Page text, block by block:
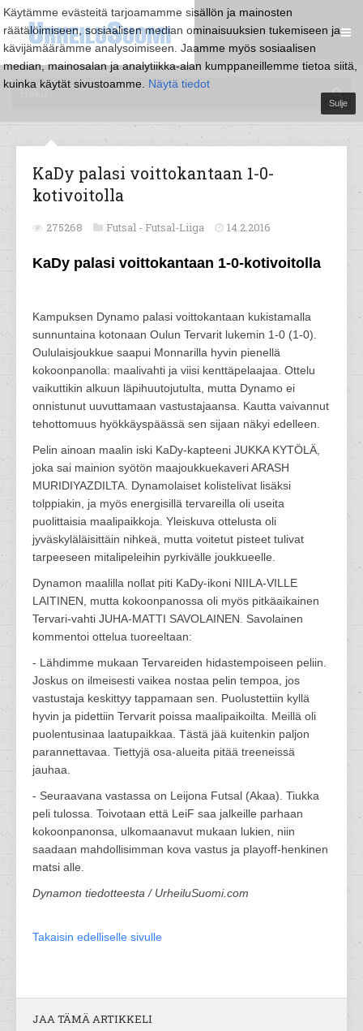
Käytämme evästeitä tarjoamamme sisällön ja mainosten
räätälöimiseen, sosiaalisen median ominaisuuksien tukemiseen ja
kävijämäärämme analysoimiseen. Jaamme myös sosiaalisen
median, mainosalan ja analytiikka-alan kumppaneillemme tietoa siitä,
kuinka käytät sivustoamme. Näytä tiedot
Sulje
KaDy palasi voittokantaan 1-0-
kotivoitolla
275268 Futsal - Futsal-Liiga 14.2.2016
KaDy palasi voittokantaan 1-0-kotivoitolla
Kampuksen Dynamo palasi voittokantaan kukistamalla
sunnuntaina kotonaan Oulun Tervarit lukemin 1-0 (1-0).
Oululaisjoukkue saapui Monnarilla hyvin pienellä
kokoonpanolla: maalivahti ja viisi kenttäpelaajaa. Ottelu
vaikuttikin alkuun läpihuutojutulta, mutta Dynamo ei
onnistunut uuvuttamaan vastustajaansa. Kautta vaivannut
tehottomuus hyökkäyspäässä sen sijaan näkyi edelleen.
Pelin ainoan maalin iski KaDy-kapteeni JUKKA KYTÖLÄ,
joka sai mainion syötön maajoukkuekaveri ARASH
MURIDIYAZDILTA. Dynamolaiset kolistelivat lisäksi
tolppiakin, ja myös energisillä tervareilla oli useita
puolittaisia maalipaikkoja. Yleiskuva ottelusta oli
jyväskyläläisittäin nihkeä, mutta voitetut pisteet tulivat
tarpeeseen mitalipeleihin pyrkivälle joukkueelle.
Dynamon maalilla nollat piti KaDy-ikoni NIILA-VILLE
LAITINEN, mutta kokoonpanossa oli myös pitkäaikainen
Tervari-vahti JUHA-MATTI SAVOLAINEN. Savolainen
kommentoi ottelua tuoreeltaan:
- Lähdimme mukaan Tervareiden hidastempoiseen peliin.
Joskus on ilmeisesti vaikea nostaa pelin tempoa, jos
vastustaja keskittyy tappamaan sen. Puolustettiin kyllä
hyvin ja pidettiin Tervarit poissa maalipaikoilta. Meillä oli
puolentusinaa laatupaikkaa. Tästä jää kuitenkin paljon
parannettavaa. Tiettyjä osa-alueita pitää treeneissä
jauhaa.
- Seuraavana vastassa on Leijona Futsal (Akaa). Tiukka
peli tulossa. Toivotaan että LeiF saa jalkeille parhaan
kokoonpanonsa, ulkomaanavut mukaan lukien, niin
saadaan mahdollisimman kova vastus ja playoff-henkinen
matsi alle.
Dynamon tiedotteesta / UrheiluSuomi.com
Takaisin edelliselle sivulle
JAA TÄMÄ ARTIKKELI